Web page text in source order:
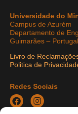
Universidade do
Campus de Azurém
Departamento de
Guimarães – Portugal
Livro de
Politica de
Redes Sociais